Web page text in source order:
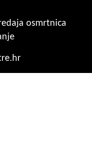
osmrtnica